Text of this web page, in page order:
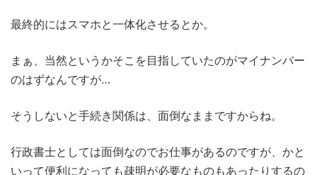
最終的にはスマホと一体化させるとか。
まぁ、当然というかそこを目指していたのがマイナンバー
のはずなんですが…
そうしないと手続き関係は、面倒なままですからね。
行政書士としては面倒なのでお仕事があるのですが、かと
いって便利になっても疎明が必要なものもあったりするの